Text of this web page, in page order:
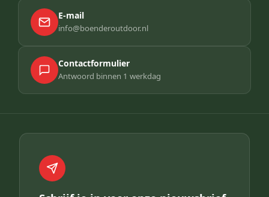
E-mail
info@boenderoutdoor.nl
Contactformulier
Antwoord binnen 1 werkdag